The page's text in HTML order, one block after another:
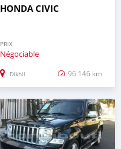
HONDA CIVIC
PRIX
Négociable
Dikhil 96 146 km